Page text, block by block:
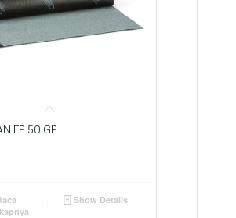
FP 50 GP
Show Details